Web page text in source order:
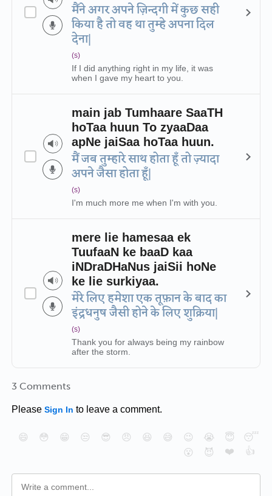
मैंने अगर अपने ज़िन्दगी में कुछ सही
किया है तो वह था तुम्हे अपना दिल
देना|
(s)
If I did anything right in my life, it was
when I gave my heart to you.
main jab Tumhaare SaaTH
hoTaa huun To zyaaDaa
apNe jaiSaa hoTaa huun.
मैं जब तुम्हारे साथ होता हूँ तो ज़्यादा
अपने जैसा होता हूँ|
(s)
I'm much more me when I'm with you.
mere lie hamesaa ek
TuufaaN ke baaD kaa
iNDraDHaNus jaiSii hoNe
ke lie surkiyaa.
मेरे लिए हमेशा एक तूफ़ान के बाद का
इंद्रधनुष जैसी होने के लिए शुक्रिया|
(s)
Thank you for always being my rainbow
after the storm.
3 Comments
Please Sign In to leave a comment.
😄 😳 😁 😒 😎 😠 😆 😅 😉 😭 😇
😴
😮
😈 ❤️ 👍